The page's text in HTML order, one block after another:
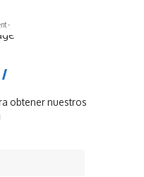
-
obtener nuestros